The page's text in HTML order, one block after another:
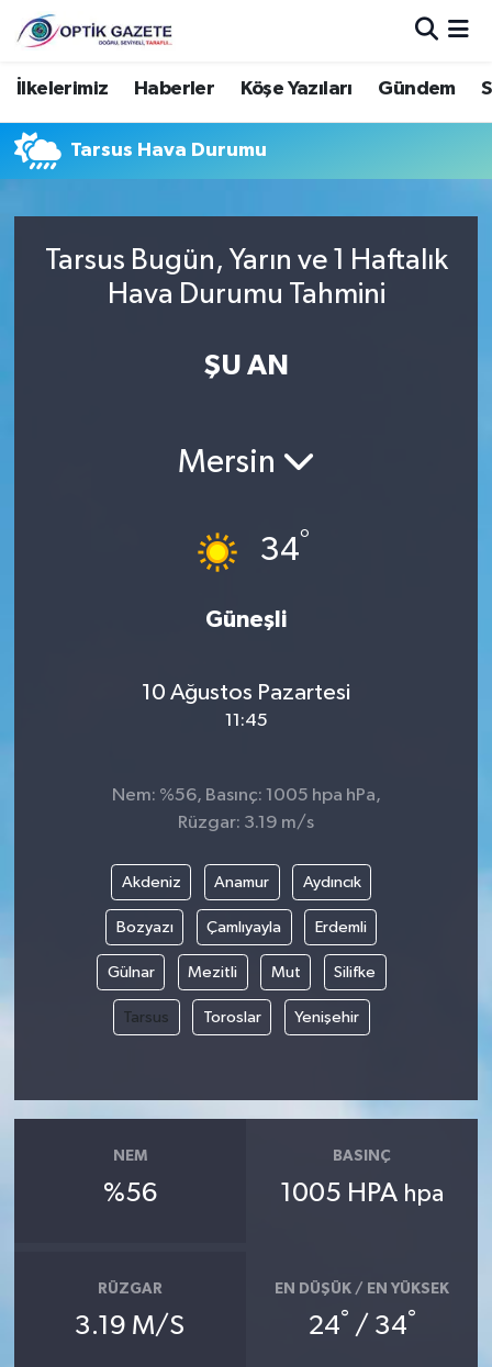
İlkelerimiz Haberler Köşe Yazıları Gündem
Tarsus Hava Durumu
Tarsus Bugün, Yarın ve 1 Haftalık
Hava Durumu Tahmini
ŞU AN
Mersin
34°
Güneşli
10 Ağustos Pazartesi
11:45
Nem: %56, Basınç: 1005 hpa hPa,
Rüzgar: 3.19 m/s
Akdeniz Anamur Aydıncık
Bozyazı Çamlıyayla Erdemli
Gülnar Mezitli Mut Silifke
Tarsus Toroslar Yenişehir
NEM
%56
BASINÇ
1005 HPA hpa
RÜZGAR
3.19 M/S
EN DÜŞÜK / EN YÜKSEK
24° / 34°
Nöbetçi Eczaneler
Hava Durumu
Trafik Durumu
Süper Lig Puan Durumu ve Fikstür